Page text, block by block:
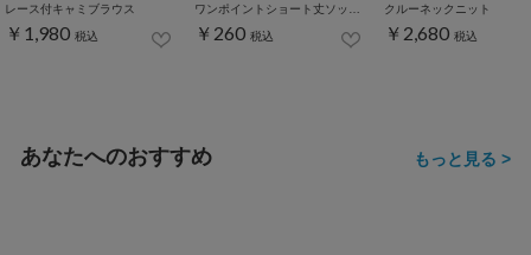
レース付キャミブラウス
￥1,980 税込
ワンポイントショート丈ソックス
￥260 税込
クルーネックニット
￥2,680 税込
あなたへのおすすめ もっと見る >